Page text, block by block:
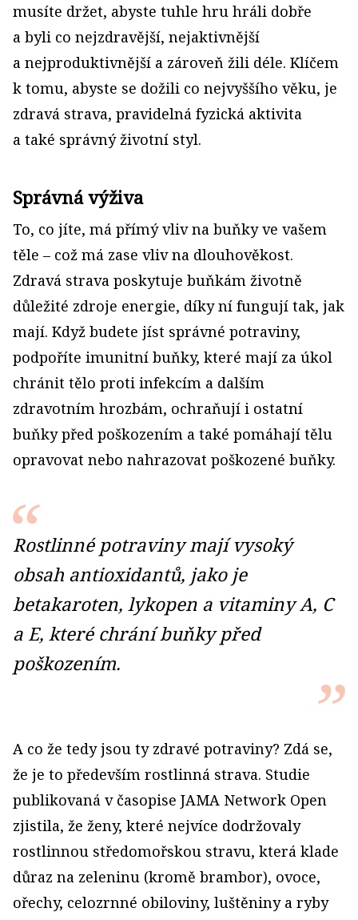
musíte držet, abyste tuhle hru hráli dobře
a byli co nejzdravější, nejaktivnější
a nejproduktivnější a zároveň žili déle. Klíčem
k tomu, abyste se dožili co nejvyššího věku, je
zdravá strava, pravidelná fyzická aktivita
a také správný životní styl.
Správná výživa
To, co jíte, má přímý vliv na buňky ve vašem
těle – což má zase vliv na dlouhověkost.
Zdravá strava poskytuje buňkám životně
důležité zdroje energie, díky ní fungují tak, jak
mají. Když budete jíst správné potraviny,
podpoříte imunitní buňky, které mají za úkol
chránit tělo proti infekcím a dalším
zdravotním hrozbám, ochraňují i ostatní
buňky před poškozením a také pomáhají tělu
opravovat nebo nahrazovat poškozené buňky.
Rostlinné potraviny mají vysoký
obsah antioxidantů, jako je
betakaroten, lykopen a vitaminy A, C
a E, které chrání buňky před
poškozením.
A co že tedy jsou ty zdravé potraviny? Zdá se,
že je to především rostlinná strava. Studie
publikovaná v časopise JAMA Network Open
zjistila, že ženy, které nejvíce dodržovaly
rostlinnou středomořskou stravu, která klade
důraz na zeleninu (kromě brambor), ovoce,
ořechy, celozrnné obiloviny, luštěniny a ryby